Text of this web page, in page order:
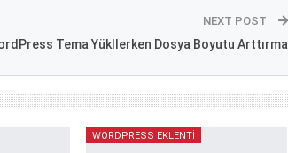
NEXT POST
Tema Yükllerken Dosya Boyutu Arttırma
WORDPRESS EKLENTI